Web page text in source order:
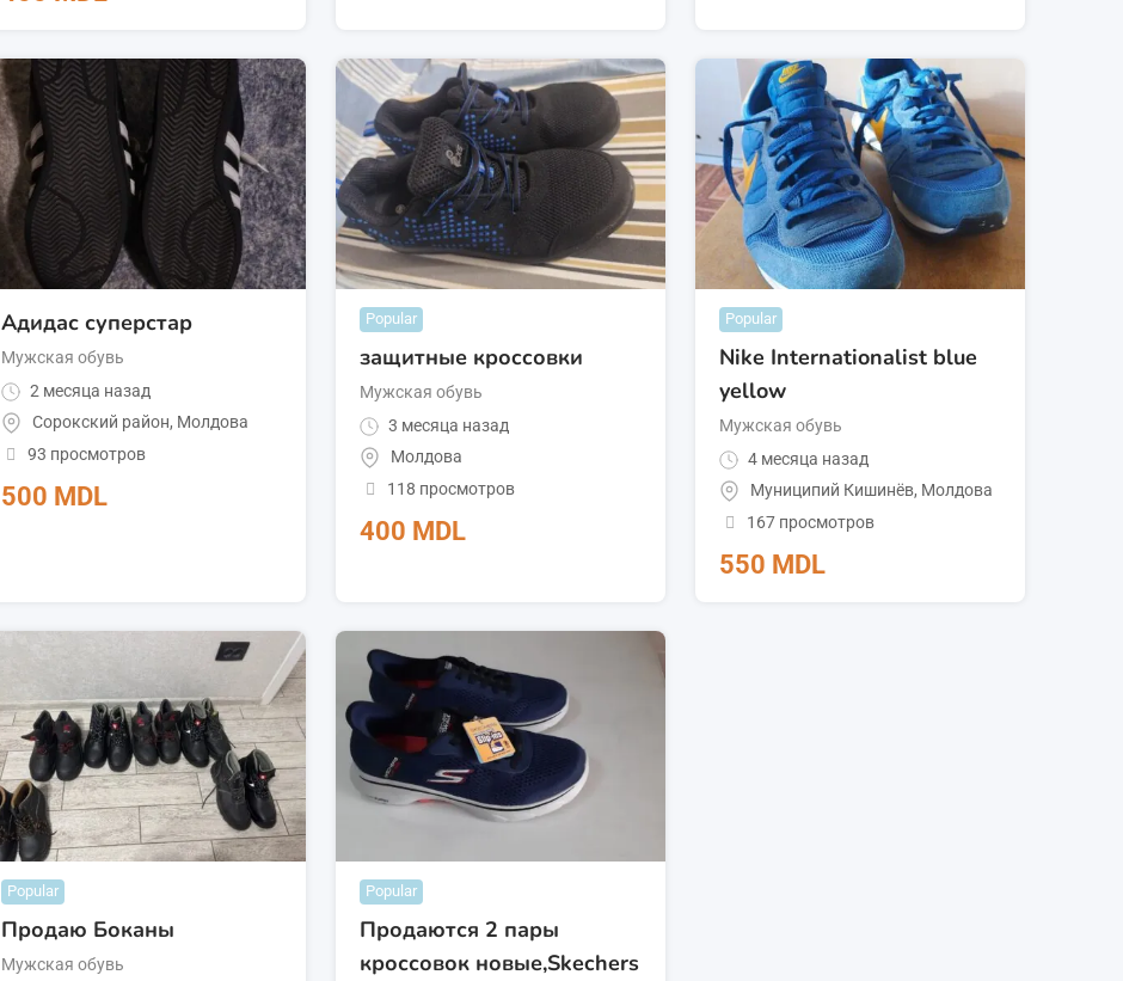
Адидас суперстар
Мужская обувь
2 месяца назад
Сорокский район, Молдова
93 просмотров
500 MDL
Popular
защитные кроccовки
Мужская обувь
3 месяца назад
Молдова
118 просмотров
400 MDL
Popular
Nike Internationalist blue
yellow
Мужская обувь
4 месяца назад
Муниципий Кишинёв, Молдова
167 просмотров
550 MDL
Popular
Продаю Боканы
Мужская обувь
Popular
Продаются 2 пары
кроссовок новые,Skechers